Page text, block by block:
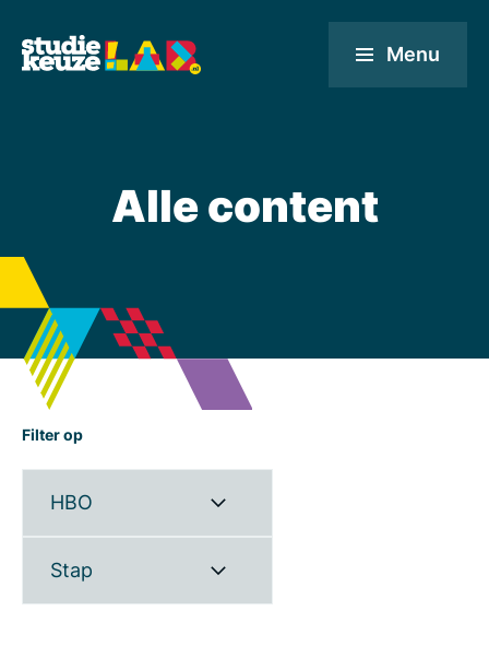
Menu
Alle content
Filter op
HBO
Stap